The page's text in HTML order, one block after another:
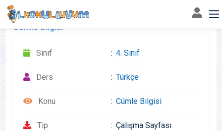
Cümle Bilgisi
Sınıf 4. Sınıf
Ders Türkçe
Konu Cümle Bilgisi
Tip Çalışma Sayfası